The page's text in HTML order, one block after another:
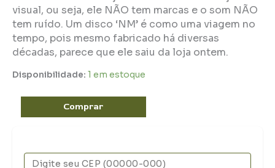
visual, ou seja, ele NÃO tem marcas e o som NÃO
tem ruído. Um disco ‘NM’ é como uma viagem no
tempo, pois mesmo fabricado há diversas
décadas, parece que ele saiu da loja ontem.
Disponibilidade: 1 em estoque
Comprar